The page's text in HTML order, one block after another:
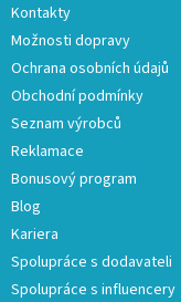
Kontakty
Možnosti dopravy
Ochrana osobních údajů
Obchodní podmínky
Seznam výrobců
Reklamace
Bonusový program
Blog
Kariera
Spolupráce s dodavateli
Spolupráce s influencery